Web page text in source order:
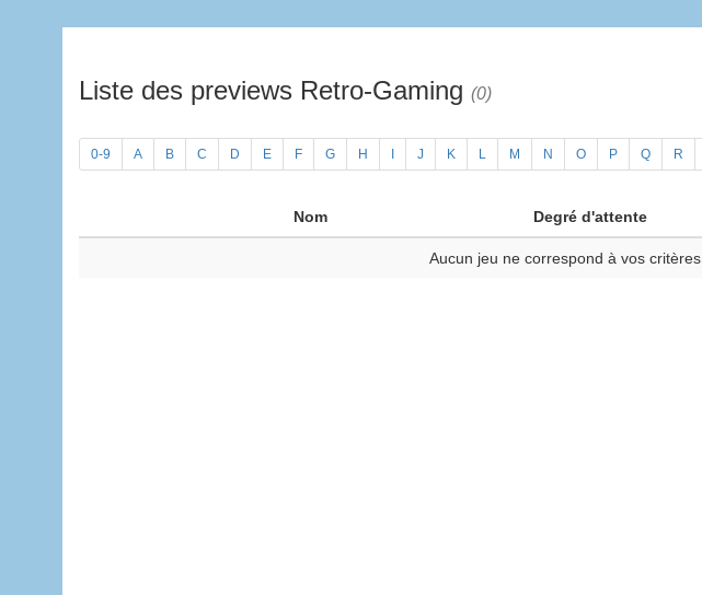
Liste des previews Retro-Gaming (0)
0-9 A B C D E F G H J K L M N O P Q R
Nom Degré d'attente
Aucun jeu ne correspond à vos critères.